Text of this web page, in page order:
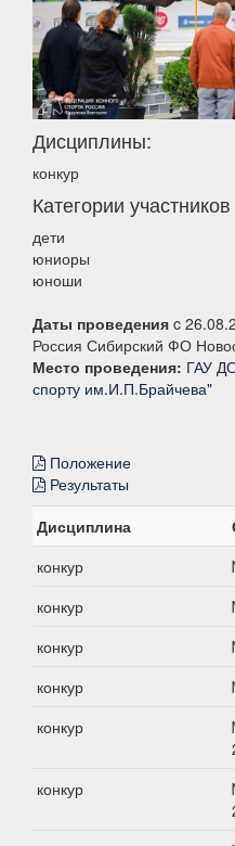
Дисциплины:
конкур
Категории участников
дети
юниоры
юноши
Даты проведения c
Россия Сибирский ФО
Место проведения: ГАУ
спорту им.И.П.Брайчева"
Положение
Результаты
Дисциплина
конкур
конкур
конкур
конкур
конкур
конкур